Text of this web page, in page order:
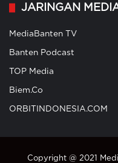
JARINGAN
MediaBanten TV
Banten Podcast
TOP Media
Biem.Co
ORBITINDONESIA.COM
Copyright @ 2021